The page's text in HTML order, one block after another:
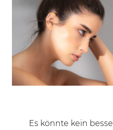
Es könnte kein